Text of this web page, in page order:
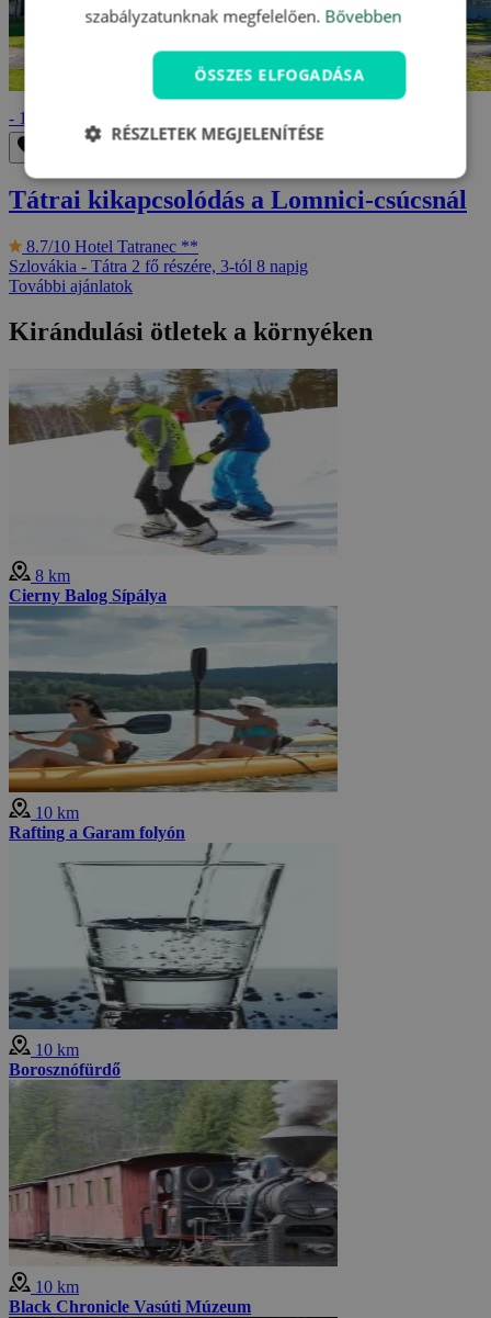
- 13%
Tátrai kikapcsolódás a Lomnici-csúcsnál
8.7/10 Hotel Tatranec **
Szlovákia - Tátra 2 fő részére, 3-tól 8 napig
További ajánlatok
Kirándulási ötletek a környéken
8 km
Cierny Balog Sípálya
10 km
Rafting a Garam folyón
10 km
Borosznófürdő
10 km
Black Chronicle Vasúti Múzeum
szabályzatunknak megfelelően. Bővebben
ÖSSZES ELFOGADÁSA
RÉSZLETEK MEGJELENÍTÉSE